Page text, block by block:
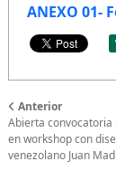
ANEXO 01-
Anterior
Abierta
en workshop con
venezolano Juan